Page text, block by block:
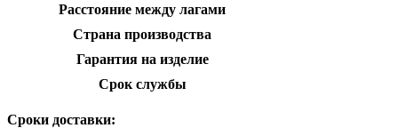
Расстояние между лагами
Страна производства
Гарантия на изделие
Срок службы
Сроки доставки: